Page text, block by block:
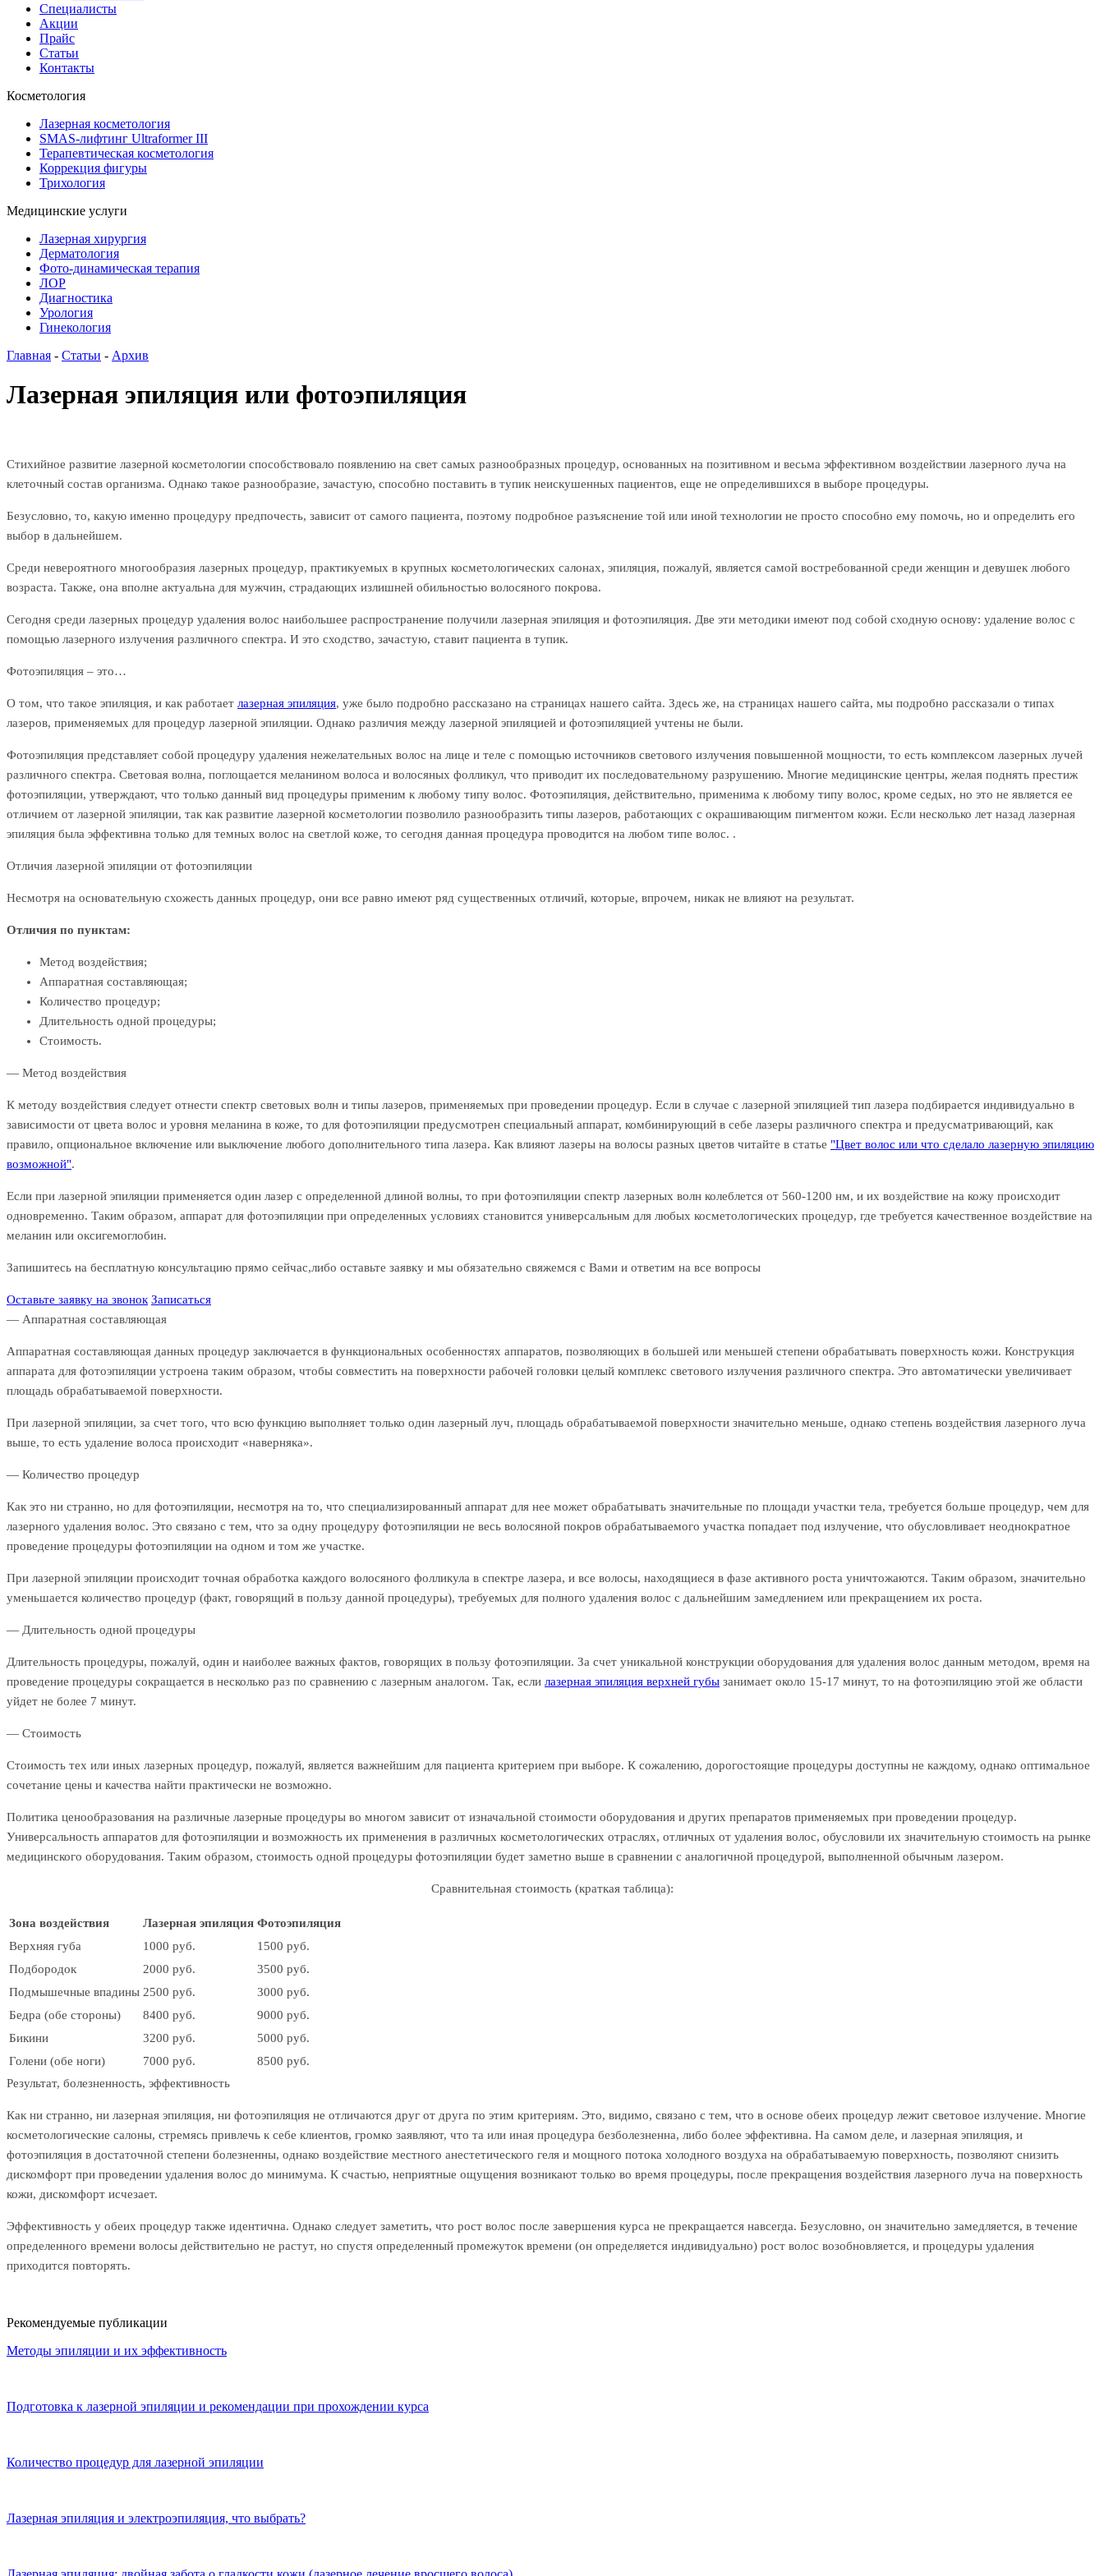
Специалисты
Акции
Прайс
Статьи
Контакты
Косметология
Лазерная косметология
SMAS-лифтинг Ultraformer III
Терапевтическая косметология
Коррекция фигуры
Трихология
Медицинские услуги
Лазерная хирургия
Дерматология
Фото-динамическая терапия
ЛОР
Диагностика
Урология
Гинекология
Главная - Статьи - Архив
Лазерная эпиляция или фотоэпиляция
Стихийное развитие лазерной косметологии способствовало появлению на свет самых разнообразных процедур, основанных на позитивном и весьма эффективном воздействии лазерного луча на
клеточный состав организма. Однако такое разнообразие, зачастую, способно поставить в тупик неискушенных пациентов, еще не определившихся в выборе процедуры.
Безусловно, то, какую именно процедуру предпочесть, зависит от самого пациента, поэтому подробное разъяснение той или иной технологии не просто способно ему помочь, но и определить его
выбор в дальнейшем.
Среди невероятного многообразия лазерных процедур, практикуемых в крупных косметологических салонах, эпиляция, пожалуй, является самой востребованной среди женщин и девушек любого
возраста. Также, она вполне актуальна для мужчин, страдающих излишней обильностью волосяного покрова.
Сегодня среди лазерных процедур удаления волос наибольшее распространение получили лазерная эпиляция и фотоэпиляция. Две эти методики имеют под собой сходную основу: удаление волос с
помощью лазерного излучения различного спектра. И это сходство, зачастую, ставит пациента в тупик.
Фотоэпиляция – это…
О том, что такое эпиляция, и как работает лазерная эпиляция, уже было подробно рассказано на страницах нашего сайта. Здесь же, на страницах нашего сайта, мы подробно рассказали о типах
лазеров, применяемых для процедур лазерной эпиляции. Однако различия между лазерной эпиляцией и фотоэпиляцией учтены не были.
Фотоэпиляция представляет собой процедуру удаления нежелательных волос на лице и теле с помощью источников светового излучения повышенной мощности, то есть комплексом лазерных лучей
различного спектра. Световая волна, поглощается меланином волоса и волосяных фолликул, что приводит их последовательному разрушению. Многие медицинские центры, желая поднять престиж
фотоэпиляции, утверждают, что только данный вид процедуры применим к любому типу волос. Фотоэпиляция, действительно, применима к любому типу волос, кроме седых, но это не является ее
отличием от лазерной эпиляции, так как развитие лазерной косметологии позволило разнообразить типы лазеров, работающих с окрашивающим пигментом кожи. Если несколько лет назад лазерная
эпиляция была эффективна только для темных волос на светлой коже, то сегодня данная процедура проводится на любом типе волос. .
Отличия лазерной эпиляции от фотоэпиляции
Несмотря на основательную схожесть данных процедур, они все равно имеют ряд существенных отличий, которые, впрочем, никак не влияют на результат.
Отличия по пунктам:
Метод воздействия;
Аппаратная составляющая;
Количество процедур;
Длительность одной процедуры;
Стоимость.
— Метод воздействия
К методу воздействия следует отнести спектр световых волн и типы лазеров, применяемых при проведении процедур. Если в случае с лазерной эпиляцией тип лазера подбирается индивидуально в
зависимости от цвета волос и уровня меланина в коже, то для фотоэпиляции предусмотрен специальный аппарат, комбинирующий в себе лазеры различного спектра и предусматривающий, как
правило, опциональное включение или выключение любого дополнительного типа лазера. Как влияют лазеры на волосы разных цветов читайте в статье "Цвет волос или что сделало лазерную эпиляцию
возможной".
Если при лазерной эпиляции применяется один лазер с определенной длиной волны, то при фотоэпиляции спектр лазерных волн колеблется от 560-1200 нм, и их воздействие на кожу происходит
одновременно. Таким образом, аппарат для фотоэпиляции при определенных условиях становится универсальным для любых косметологических процедур, где требуется качественное воздействие на
меланин или оксигемоглобин.
Запишитесь на бесплатную консультацию прямо сейчас,либо оставьте заявку и мы обязательно свяжемся с Вами и ответим на все вопросы
Оставьте заявку на звонок Записаться
— Аппаратная составляющая
Аппаратная составляющая данных процедур заключается в функциональных особенностях аппаратов, позволяющих в большей или меньшей степени обрабатывать поверхность кожи. Конструкция
аппарата для фотоэпиляции устроена таким образом, чтобы совместить на поверхности рабочей головки целый комплекс светового излучения различного спектра. Это автоматически увеличивает
площадь обрабатываемой поверхности.
При лазерной эпиляции, за счет того, что всю функцию выполняет только один лазерный луч, площадь обрабатываемой поверхности значительно меньше, однако степень воздействия лазерного луча
выше, то есть удаление волоса происходит «наверняка».
— Количество процедур
Как это ни странно, но для фотоэпиляции, несмотря на то, что специализированный аппарат для нее может обрабатывать значительные по площади участки тела, требуется больше процедур, чем для
лазерного удаления волос. Это связано с тем, что за одну процедуру фотоэпиляции не весь волосяной покров обрабатываемого участка попадает под излучение, что обусловливает неоднократное
проведение процедуры фотоэпиляции на одном и том же участке.
При лазерной эпиляции происходит точная обработка каждого волосяного фолликула в спектре лазера, и все волосы, находящиеся в фазе активного роста уничтожаются. Таким образом, значительно
уменьшается количество процедур (факт, говорящий в пользу данной процедуры), требуемых для полного удаления волос с дальнейшим замедлением или прекращением их роста.
— Длительность одной процедуры
Длительность процедуры, пожалуй, один и наиболее важных фактов, говорящих в пользу фотоэпиляции. За счет уникальной конструкции оборудования для удаления волос данным методом, время на
проведение процедуры сокращается в несколько раз по сравнению с лазерным аналогом. Так, если лазерная эпиляция верхней губы занимает около 15-17 минут, то на фотоэпиляцию этой же области
уйдет не более 7 минут.
— Стоимость
Стоимость тех или иных лазерных процедур, пожалуй, является важнейшим для пациента критерием при выборе. К сожалению, дорогостоящие процедуры доступны не каждому, однако оптимальное
сочетание цены и качества найти практически не возможно.
Политика ценообразования на различные лазерные процедуры во многом зависит от изначальной стоимости оборудования и других препаратов применяемых при проведении процедур.
Универсальность аппаратов для фотоэпиляции и возможность их применения в различных косметологических отраслях, отличных от удаления волос, обусловили их значительную стоимость на рынке
медицинского оборудования. Таким образом, стоимость одной процедуры фотоэпиляции будет заметно выше в сравнении с аналогичной процедурой, выполненной обычным лазером.
Сравнительная стоимость (краткая таблица):
Зона воздействия Лазерная эпиляция Фотоэпиляция
Верхняя губа
1000 руб.
1500 руб.
Подбородок
2000 руб.
3500 руб.
Подмышечные впадины 2500 руб.
3000 руб.
Бедра (обе стороны)
8400 руб.
9000 руб.
Бикини
3200 руб.
5000 руб.
Голени (обе ноги)
7000 руб.
8500 руб.
Результат, болезненность, эффективность
Как ни странно, ни лазерная эпиляция, ни фотоэпиляция не отличаются друг от друга по этим критериям. Это, видимо, связано с тем, что в основе обеих процедур лежит световое излучение. Многие
косметологические салоны, стремясь привлечь к себе клиентов, громко заявляют, что та или иная процедура безболезненна, либо более эффективна. На самом деле, и лазерная эпиляция, и
фотоэпиляция в достаточной степени болезненны, однако воздействие местного анестетического геля и мощного потока холодного воздуха на обрабатываемую поверхность, позволяют снизить
дискомфорт при проведении удаления волос до минимума. К счастью, неприятные ощущения возникают только во время процедуры, после прекращения воздействия лазерного луча на поверхность
кожи, дискомфорт исчезает.
Эффективность у обеих процедур также идентична. Однако следует заметить, что рост волос после завершения курса не прекращается навсегда. Безусловно, он значительно замедляется, в течение
определенного времени волосы действительно не растут, но спустя определенный промежуток времени (он определяется индивидуально) рост волос возобновляется, и процедуры удаления
приходится повторять.
Рекомендуемые публикации
Методы эпиляции и их эффективность
Подготовка к лазерной эпиляции и рекомендации при прохождении курса
Количество процедур для лазерной эпиляции
Лазерная эпиляция и электроэпиляция, что выбрать?